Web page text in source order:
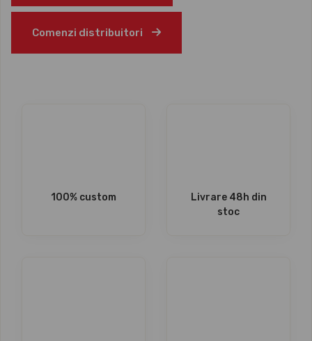
Comenzi distribuitori
100% custom
Livrare 48h din
stoc